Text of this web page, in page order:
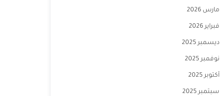
مارس 2026
فبراير 2026
ديسمبر 2025
نوفمبر 2025
أكتوبر 2025
سبتمبر 2025